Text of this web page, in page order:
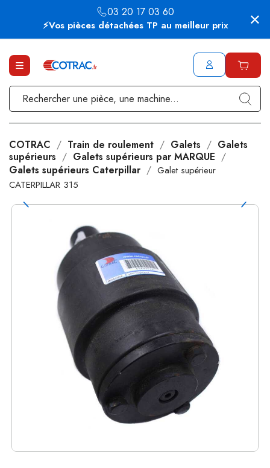
⚡Vos pièces détachées TP au meilleur prix
03 20 17 03 60
COTRAC Train de roulement Galets
Galets
supérieurs
Galets supérieurs par MARQUE
Galets supérieurs Caterpillar
Galet supérieur
CATERPILLAR 315